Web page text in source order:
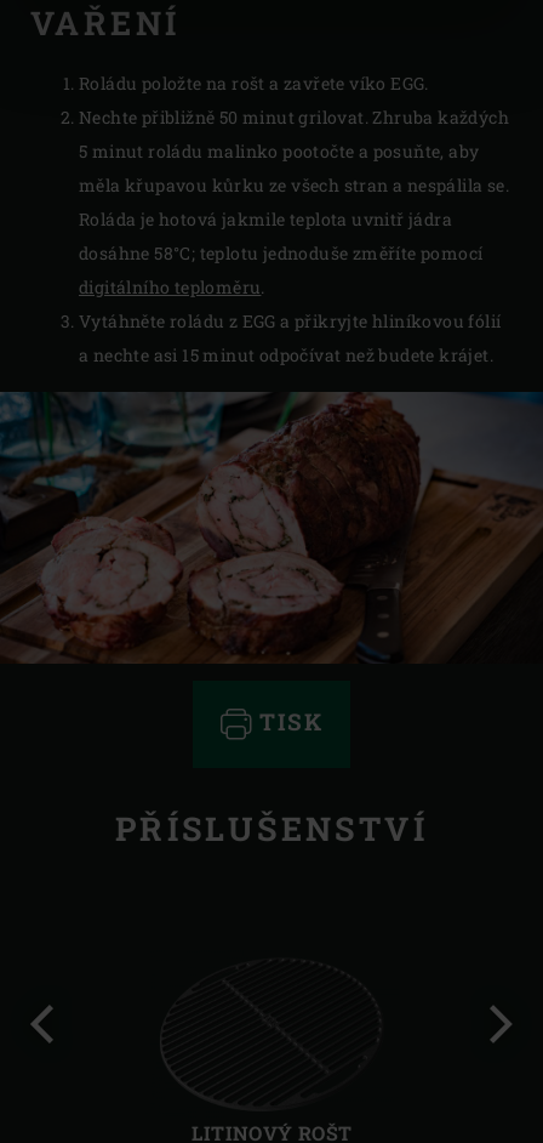
VAŘENÍ
Roládu položte na rošt a zavřete víko EGG.
Nechte přibližně 50 minut grilovat. Zhruba každých
5 minut roládu malinko pootočte a posuňte, aby
měla křupavou kůrku ze všech stran a nespálila se.
Roláda je hotová jakmile teplota uvnitř jádra
dosáhne 58°C; teplotu jednoduše změříte pomocí
digitálního teploměru
Vytáhněte roládu z EGG a přikryjte hliníkovou fólií
a nechte asi 15 minut odpočívat než budete krájet.
TISK
PŘÍSLUŠENSTVÍ
LITINOVÝ ROŠT